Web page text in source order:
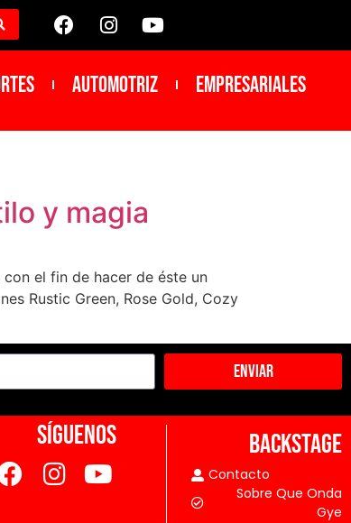
Automotriz Empresariales
y magia
el fin de hacer de éste un
Rustic Green, Rose Gold, Cozy
Enviar
SÍGUENOS BACKSTAGE
Contacto
Sobre Que Onda
Gye